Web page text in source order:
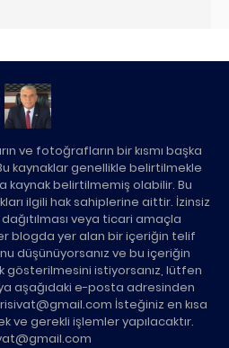
ve fotoğrafların bir kısmı başka
kaynaklar genellikle belirtilmekle
kaynak belirtilmemiş olabilir. Bu
ilgili hak sahiplerine aittir. İzinsiz
veya ticari amaçla
blogda yer alan bir içeriğin telif
düşünüyorsanız ve bu içeriğin
gösterilmesini istiyorsanız, lütfen
aşağıdaki e-posta adresinden
İsteğiniz en kısa
ve gerekli işlemler yapılacaktır.